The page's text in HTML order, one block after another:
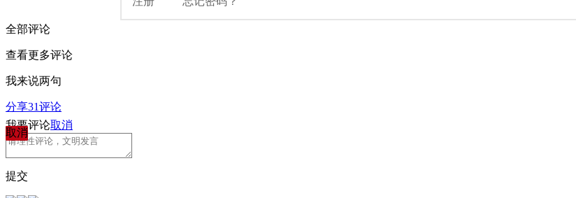
全部评论
查看更多评论
我来说两句
分享31评论
取消
我要评论取消
提交